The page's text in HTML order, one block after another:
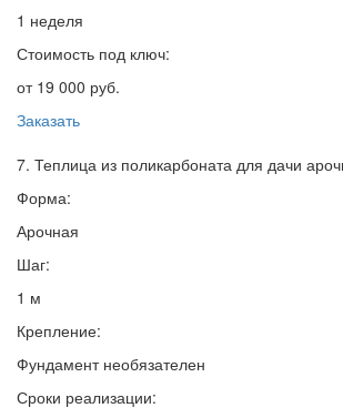
1 неделя
Стоимость под ключ:
от 19 000 руб.
Заказать
7. Теплица из поликарбоната для дачи
Форма:
Арочная
Шаг:
1 м
Крепление:
Фундамент необязателен
Сроки реализации: